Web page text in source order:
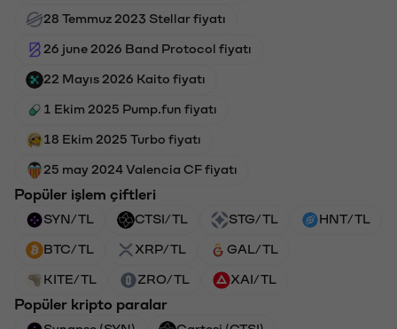
28 Temmuz 2023 Stellar fiyatı
26 june 2026 Band Protocol fiyatı
22 Mayıs 2026 Kaito fiyatı
1 Ekim 2025 Pump.fun fiyatı
18 Ekim 2025 Turbo fiyatı
25 may 2024 Valencia CF fiyatı
Popüler işlem çiftleri
SYN/TL CTSI/TL STG/TL HNT/TL
BTC/TL XRP/TL GAL/TL
KITE/TL ZRO/TL XAI/TL
Popüler kripto paralar